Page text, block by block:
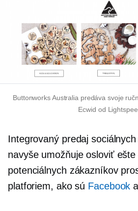
Buttonworks Australia predáva svoje
Ecwid od
Integrovaný predaj
navyše umožňuje osloviť ešte
potenciálnych zákazníkov
platforiem, ako sú Facebook a